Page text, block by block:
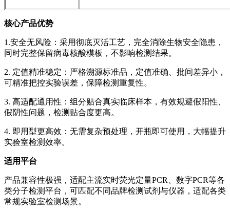
核心产品优势
1.安全无风险：采用彻底灭活工艺，完全消除生物安全隐患，
同时完整保留病毒核酸模板，不影响检测结果。
2. 定值精准稳定：严格溯源标准品，定值准确、批间差异小，
可精准把控实验误差，保障检测重复性。
3. 高适配通用性：组分贴合真实临床样本，有效规避假阳性、
假阴性问题，检测贴合度更高。
4. 即用型更高效：无需复杂预处理，开瓶即可使用，大幅提升
实验室检测效率。
适用平台
产品兼容性极强，适配主流实时荧光定量PCR、数字PCR等各
类分子检测平台，可匹配不同品牌检测试剂与仪器，适配各类
常规实验室检测场景。